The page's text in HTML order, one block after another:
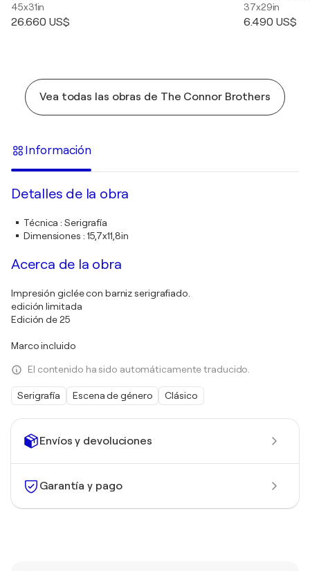
Envíos y devoluciones
Garantía y pago
45x31in
26.660 US$
37x29in
6.490 US$
Vea todas las obras de The Connor Brothers
Información
Detalles de la obra
Técnica :Serigrafía
Dimensiones : 15,7x11,8in
Acerca de la obra
Impresión giclée con barniz serigrafiado.
edición limitada
Edición de 25
Marco incluido
El contenido ha sido automáticamente traducido.
Serigrafía Escena de género Clásico